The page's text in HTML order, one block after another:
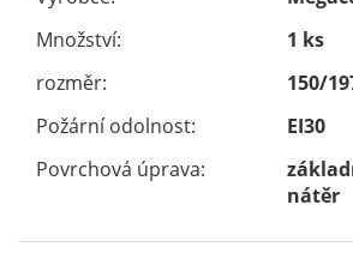
Množství:
1 ks
rozměr:
150/
Požární odolnost:
EI30
Povrchová úprava:
nátěr